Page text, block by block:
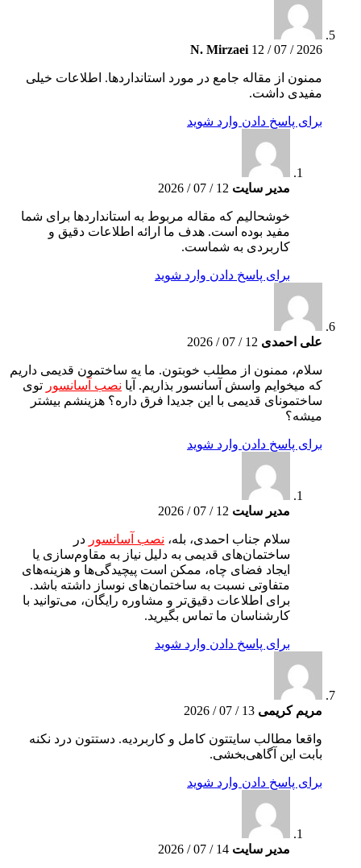
N. Mirzaei 12 / 07 / 2026
ممنون از مقاله جامع در مورد استانداردها. اطلاعات خیلی
مفیدی داشت.
برای پاسخ دادن وارد شوید
مدیر سایت 12 / 07 / 2026
خوشحالیم که مقاله مربوط به استانداردها برای شما
مفید بوده است. هدف ما ارائه اطلاعات دقیق و
کاربردی به شماست.
برای پاسخ دادن وارد شوید
علی احمدی 12 / 07 / 2026
سلام، ممنون از مطلب خوبتون. ما یه ساختمون قدیمی داریم
که میخوایم واسش آسانسور بذاریم. آیا نصب آسانسور توی
ساختمونای قدیمی با این جدیدا فرق داره؟ هزینشم بیشتر
میشه؟
برای پاسخ دادن وارد شوید
مدیر سایت 12 / 07 / 2026
سلام جناب احمدی، بله، نصب آسانسور در
ساختمان‌های قدیمی به دلیل نیاز به مقاوم‌سازی یا
ایجاد فضای چاه، ممکن است پیچیدگی‌ها و هزینه‌های
متفاوتی نسبت به ساختمان‌های نوساز داشته باشد.
برای اطلاعات دقیق‌تر و مشاوره رایگان، می‌توانید با
کارشناسان ما تماس بگیرید.
برای پاسخ دادن وارد شوید
مریم کریمی 13 / 07 / 2026
واقعا مطالب سایتتون کامل و کاربردیه. دستتون درد نکنه
بابت این آگاهی‌بخشی.
برای پاسخ دادن وارد شوید
مدیر سایت 14 / 07 / 2026